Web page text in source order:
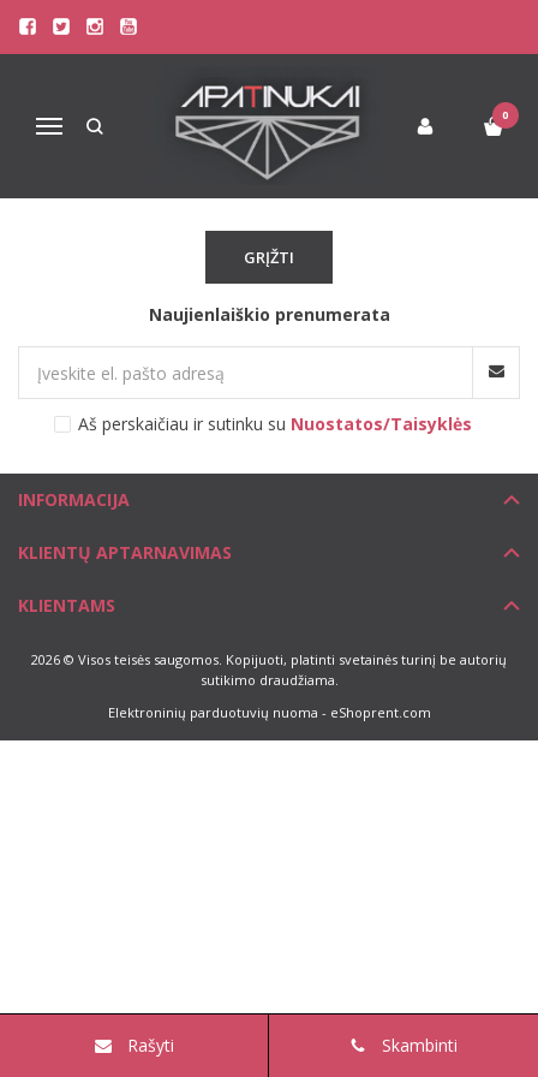
Navigacija
0
EMPORIO ARMANI
Pirkite pagal gamintoją Emporio Armani
Atsiprašome, tačiau pasirinkto gamintojo prekių šiuo metu
GRĮŽTI
Naujienlaiškio prenumerata
Aš perskaičiau ir sutinku su Nuostatos/Taisyklės
INFORMACIJA
KLIENTŲ APTARNAVIMAS
KLIENTAMS
2026 © Visos teisės saugomos. Kopijuoti, platinti svetainės turinį be autorių
sutikimo draudžiama.
Elektroninių parduotuvių nuoma - eShoprent.com
Rašyti Skambinti